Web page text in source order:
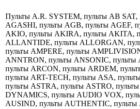
Пульты A.R. SYSTEM, пульты AB
AGASHI, пульты AGB, пульты AGEF,
AKIO, пульты AKIRA, пульты AKITA,
ALLANTIDE, пульты ALLORGAN,
пульты AMPERE, пульты
ANNTRON, пульты ANSONIC,
пульты ARCON, пульты ARDEM,
пульты ART-TECH, пульты ASA,
пульты ASTRA, пульты ASTRO,
DYNAMICS, пульты AUDIO VOX,
AUSIND, пульты AUTHENTIC,